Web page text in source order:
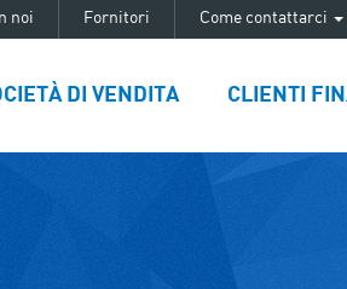
noi Fornitori Come contattarci
DI VENDITA CLIENTI